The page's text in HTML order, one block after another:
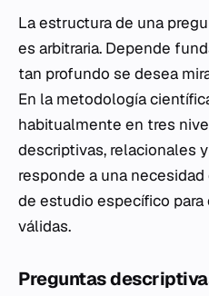
La estructura de una
es arbitraria. Depende
tan profundo se desea
En la metodología
habitualmente en tres
descriptivas, relacionales
responde a una
de estudio específico
válidas.
Preguntas